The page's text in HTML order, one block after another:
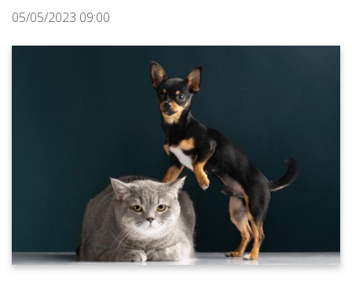
05/05/2023 09:00